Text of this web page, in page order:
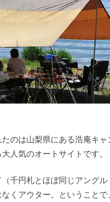
のは山梨県にある浩庵キ
人気のオートサイトです。
千円札とほぼ同じアングル
くアウター。ということ